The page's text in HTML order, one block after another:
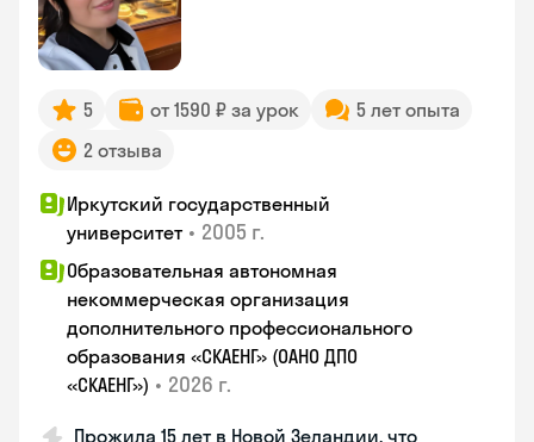
5 от 1590 ₽ за урок
5 лет опыта
2 отзыва
Иркутский государственный
университет • 2005 г.
Образовательная автономная
некоммерческая организация
дополнительного профессионального
образования «СКАЕНГ» (ОАНО ДПО
«СКАЕНГ») • 2026 г.
Прожила 15 лет в Новой Зеландии, что